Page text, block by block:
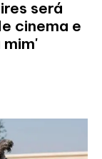
será
cinema e